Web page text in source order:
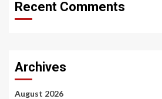
Recent Comments
Archives
August 2026